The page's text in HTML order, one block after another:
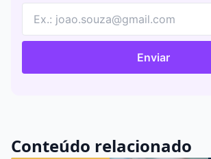
Enviar
Conteúdo relacionado